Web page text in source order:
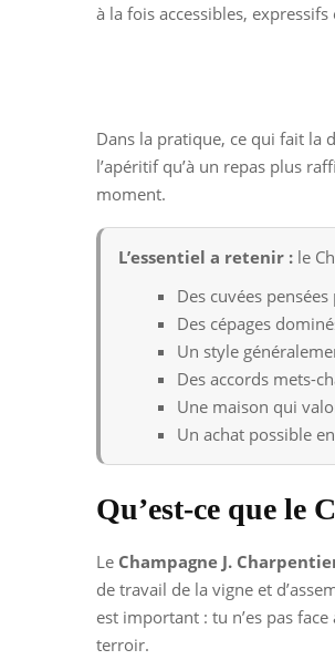
à la fois accessibles, expressifs
Dans la pratique, ce qui fait la
l’apéritif qu’à un repas plus
moment.
L’essentiel a retenir : le
Des cuvées
Des cépages
Un style
Des accords mets-
Une maison qui
Un achat possible
Qu’est-ce que le
Le Champagne J.
de travail de la vigne et
est important : tu n’es pas
terroir.